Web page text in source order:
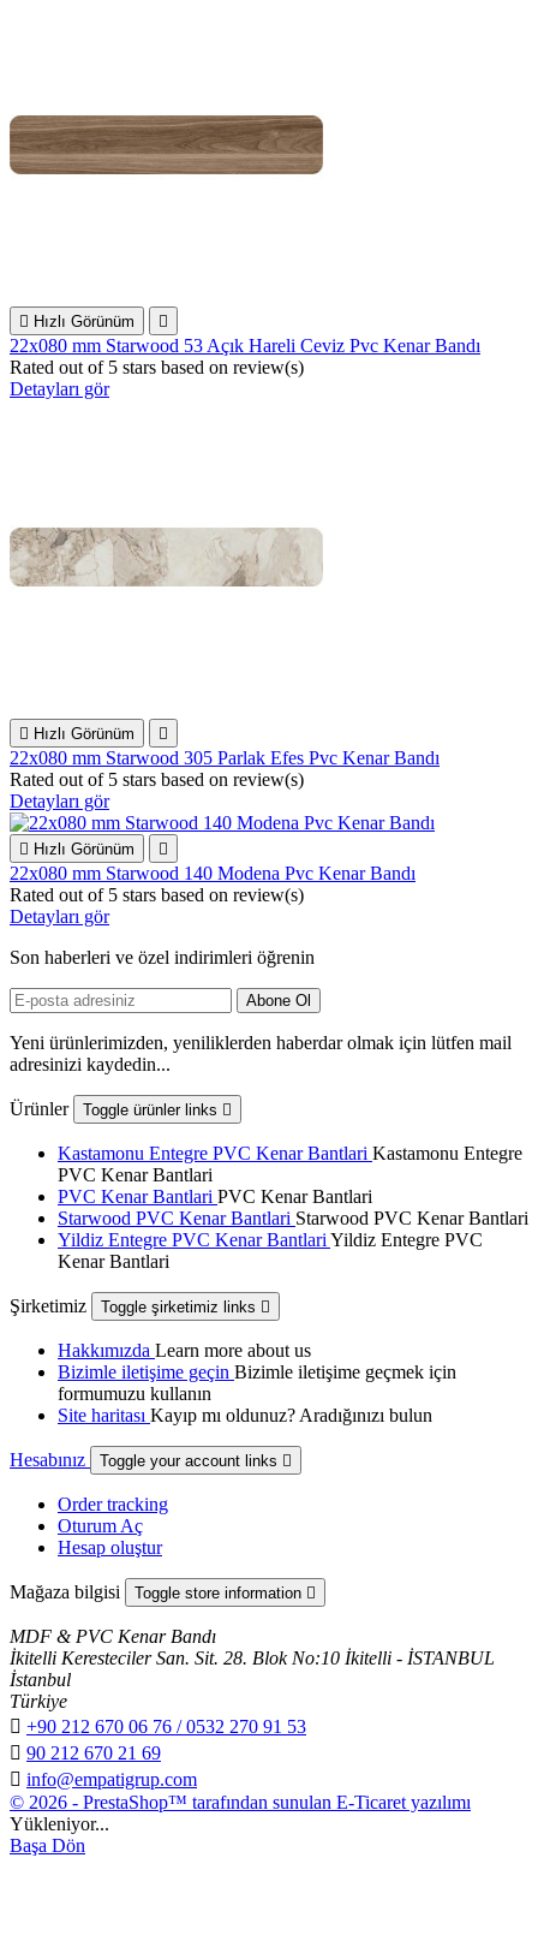
 Hızlı Görünüm 
22x080 mm Starwood 53 Açık Hareli Ceviz Pvc Kenar Bandı
Rated out of 5 stars based on review(s)
Detayları gör
 Hızlı Görünüm 
22x080 mm Starwood 305 Parlak Efes Pvc Kenar Bandı
Rated out of 5 stars based on review(s)
Detayları gör
 Hızlı Görünüm 
22x080 mm Starwood 140 Modena Pvc Kenar Bandı
Rated out of 5 stars based on review(s)
Detayları gör
Son haberleri ve özel indirimleri öğrenin
Yeni ürünlerimizden, yeniliklerden haberdar olmak için lütfen mail
adresinizi kaydedin...
Ürünler Toggle ürünler links 
Kastamonu Entegre PVC Kenar Bantlari Kastamonu Entegre
PVC Kenar Bantlari
PVC Kenar Bantlari PVC Kenar Bantlari
Starwood PVC Kenar Bantlari Starwood PVC Kenar Bantlari
Yildiz Entegre PVC Kenar Bantlari Yildiz Entegre PVC
Kenar Bantlari
Şirketimiz Toggle şirketimiz links 
Hakkımızda Learn more about us
Bizimle iletişime geçin Bizimle iletişime geçmek için
formumuzu kullanın
Site haritası Kayıp mı oldunuz? Aradığınızı bulun
Hesabınız Toggle your account links 
Order tracking
Oturum Aç
Hesap oluştur
Mağaza bilgisi Toggle store information 
MDF & PVC Kenar Bandı
İkitelli Keresteciler San. Sit. 28. Blok No:10 İkitelli - İSTANBUL
İstanbul
Türkiye
 +90 212 670 06 76 / 0532 270 91 53
 90 212 670 21 69
 info@empatigrup.com
© 2026 - PrestaShop™ tarafından sunulan E-Ticaret yazılımı
Yükleniyor...
Başa Dön